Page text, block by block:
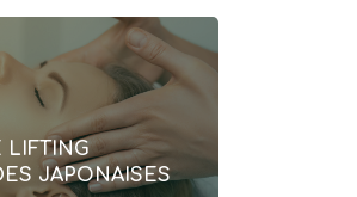
LIFTING
JAPONAISES